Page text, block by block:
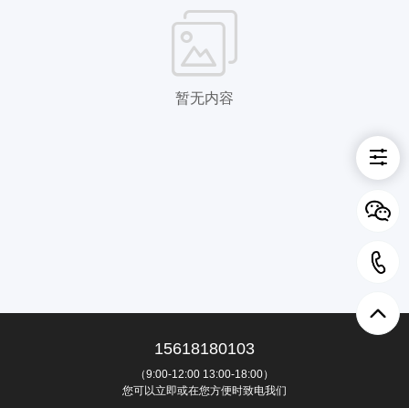
暂无内容
15618180103
（9:00-12:00 13:00-18:00）
您可以立即或在您方便时致电我们